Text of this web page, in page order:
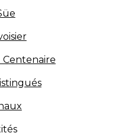
Centenaire